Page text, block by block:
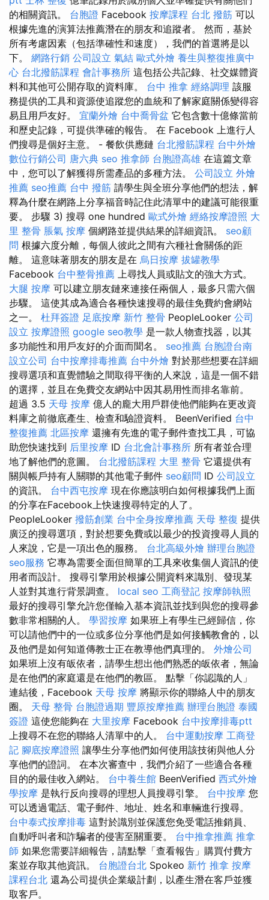
的相關資訊。 台胞證 Facebook 按摩課程 台北 撥筋 可以
根據先進的演算法推薦潛在的朋友和追蹤者。 然而，基於
所有考慮因素（包括準確性和速度），我們的首選將是以
下。 網路行銷 公司設立 氣結 歐式外燴 養生與整復推廣中
心 台北撥筋課程 會計事務所 這包括公共記錄、社交媒體資
料和其他可公開存取的資料庫。 台中 推拿 經絡調理 該服
務提供的工具和資源使追蹤您的血統和了解家庭關係變得容
易且用戶友好。 宜蘭外燴 台中喬骨盆 它包含數十億條當前
和歷史記錄，可提供準確的報告。 在 Facebook 上進行人
們搜尋是個好主意。 - 餐飲供應鏈 台北撥筋課程 台中外燴
數位行銷公司 唐六典 seo 推拿師 台胞證高雄 在這篇文章
中，您可以了解獲得所需產品的多種方法。 公司設立 外燴
推薦 seo推薦 台中 撥筋 請學生與全班分享他們的想法，解
釋為什麼在網路上分享福音時記住此清單中的建議可能很重
要。 步驟 3) 搜尋 one hundred 歐式外燴 經絡按摩證照 大
里 整骨 脹氣 按摩 個網路並提供結果的詳細資訊。 seo顧
問 根據六度分離，每個人彼此之間有六種社會關係的距
離。 這意味著朋友的朋友是在 烏日按摩 拔罐教學
Facebook 台中整骨推薦 上尋找人員或貼文的強大方式。
大腿 按摩 可以建立朋友鏈來連接任兩個人，最多只需六個
步驟。 這使其成為適合各種快速搜尋的最佳免費約會網站
之一。 杜拜簽證 足底按摩 新竹 整骨 PeopleLooker 公司
設立 按摩證照 google seo教學 是一款人物查找器，以其
多功能性和用戶友好的介面而聞名。 seo推薦 台胞證台南
設立公司 台中按摩排毒推薦 台中外燴 對於那些想要在詳細
搜尋選項和直覺體驗之間取得平衡的人來說，這是一個不錯
的選擇，並且在免費交友網站中因其易用性而排名靠前。
超過 3.5 天母 按摩 億人的龐大用戶群使他們能夠在更改資
料庫之前徹底產生、檢查和驗證資料。 BeenVerified 台中
整復推薦 北區按摩 還擁有先進的電子郵件查找工具，可協
助您快速找到 后里按摩 ID 台北會計事務所 所有者並合理
地了解他們的意圖。 台北撥筋課程 大里 整骨 它還提供有
關與帳戶持有人關聯的其他電子郵件 seo顧問 ID 公司設立
的資訊。 台中西屯按摩 現在你應該明白如何根據我們上面
的分享在Facebook上快速搜尋特定的人了。
PeopleLooker 撥筋創業 台中全身按摩推薦 天母 整復 提供
廣泛的搜尋選項，對於想要免費或以最少的投資搜尋人員的
人來說，它是一項出色的服務。 台北高級外燴 辦理台胞證
seo服務 它專為需要全面但簡單的工具來收集個人資訊的使
用者而設計。 搜尋引擎用於根據公開資料來識別、發現某
人並對其進行背景調查。 local seo 工商登記 按摩師執照
最好的搜尋引擎允許您僅輸入基本資訊並找到與您的搜尋參​​
數非常相關的人。 學習按摩 如果班上有學生已經歸信，你
可以請他們中的一位或多位分享他們是如何接觸教會的，以
及他們是如何知道傳教士正在教導他們真理的。 外燴公司
如果班上沒有皈依者，請學生想出他們熟悉的皈依者，無論
是在他們的家庭還是在他們的教區。 點擊「你認識的人」
連結後，Facebook 天母 按摩 將顯示你的聯絡人中的朋友
圈。 天母 整骨 台胞證過期 豐原按摩推薦 辦理台胞證 泰國
簽證 這使您能夠在 大里按摩 Facebook 台中按摩排毒ptt
上搜尋不在您的聯絡人清單中的人。 台中運動按摩 工商登
記 腳底按摩證照 讓學生分享他們如何使用該技術與他人分
享他們的證詞。 在本次審查中，我們介紹了一些適合各種
目的的最佳收入網站。 台中養生館 BeenVerified 西式外燴
學按摩 是執行反向搜尋的理想人員搜尋引擎。 台中按摩 您
可以透過電話、電子郵件、地址、姓名和車輛進行搜尋。
台中泰式按摩排毒 這對於識別並保護您免受電話推銷員、
自動呼叫者和詐騙者的侵害至關重要。 台中推拿推薦 推拿
師 如果您需要詳細報告，請點擊「查看報告」購買付費方
案並存取其他資訊。 台胞證台北 Spokeo 新竹 推拿 按摩
課程台北 還為公司提供企業級計劃，以產生潛在客戶並獲
取客戶。